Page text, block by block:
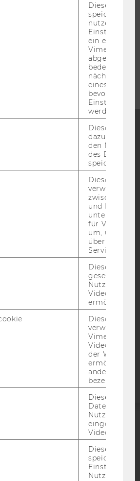
Blog
Bluesky
WEBSEITE
SOCIAL MEDIA
UND STUDIERENDE
Barrierefreiheitserklärung
Dieses Cookie
speichert
ein
Vimeo-Video
abgespielt
bedeutet,
nächsten
eines Vimeo-
bevorzugten
werden.
Dieser
dazu
den
des
speichern.
Dieses
verwendet,
zwischen
und Bots zu
für Vimeo
um, um
über die
Service zu
Dieses
gesetzt, um
Nutzung des
Videoplayers
ermöglichen
Dieses
verwendet,
Vimeo-
der WU-
ermöglichen
andere nicht
bezeichnete
Dieses
Daten von
Videos
Dieses Cookie
speichert
Nutzer*in, zB.